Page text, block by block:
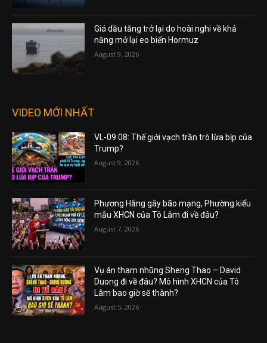
Giá dầu tăng trở lại do hoài nghi về khả
năng mở lại eo biển Hormuz
August 9, 2026
VIDEO MỚI NHẤT
VL-09.08: Thế giới vạch trần trò lừa bịp của
Trump?
August 9, 2026
Phương Hằng gây bão mạng, Phường kiểu
mẫu XHCN của Tô Lâm đi về đâu?
August 7, 2026
Vụ án tham nhũng Sheng Thao – David
Duong đi về đâu? Mô hình XHCN của Tô
Lâm bao giờ sẽ thành?
August 5, 2026